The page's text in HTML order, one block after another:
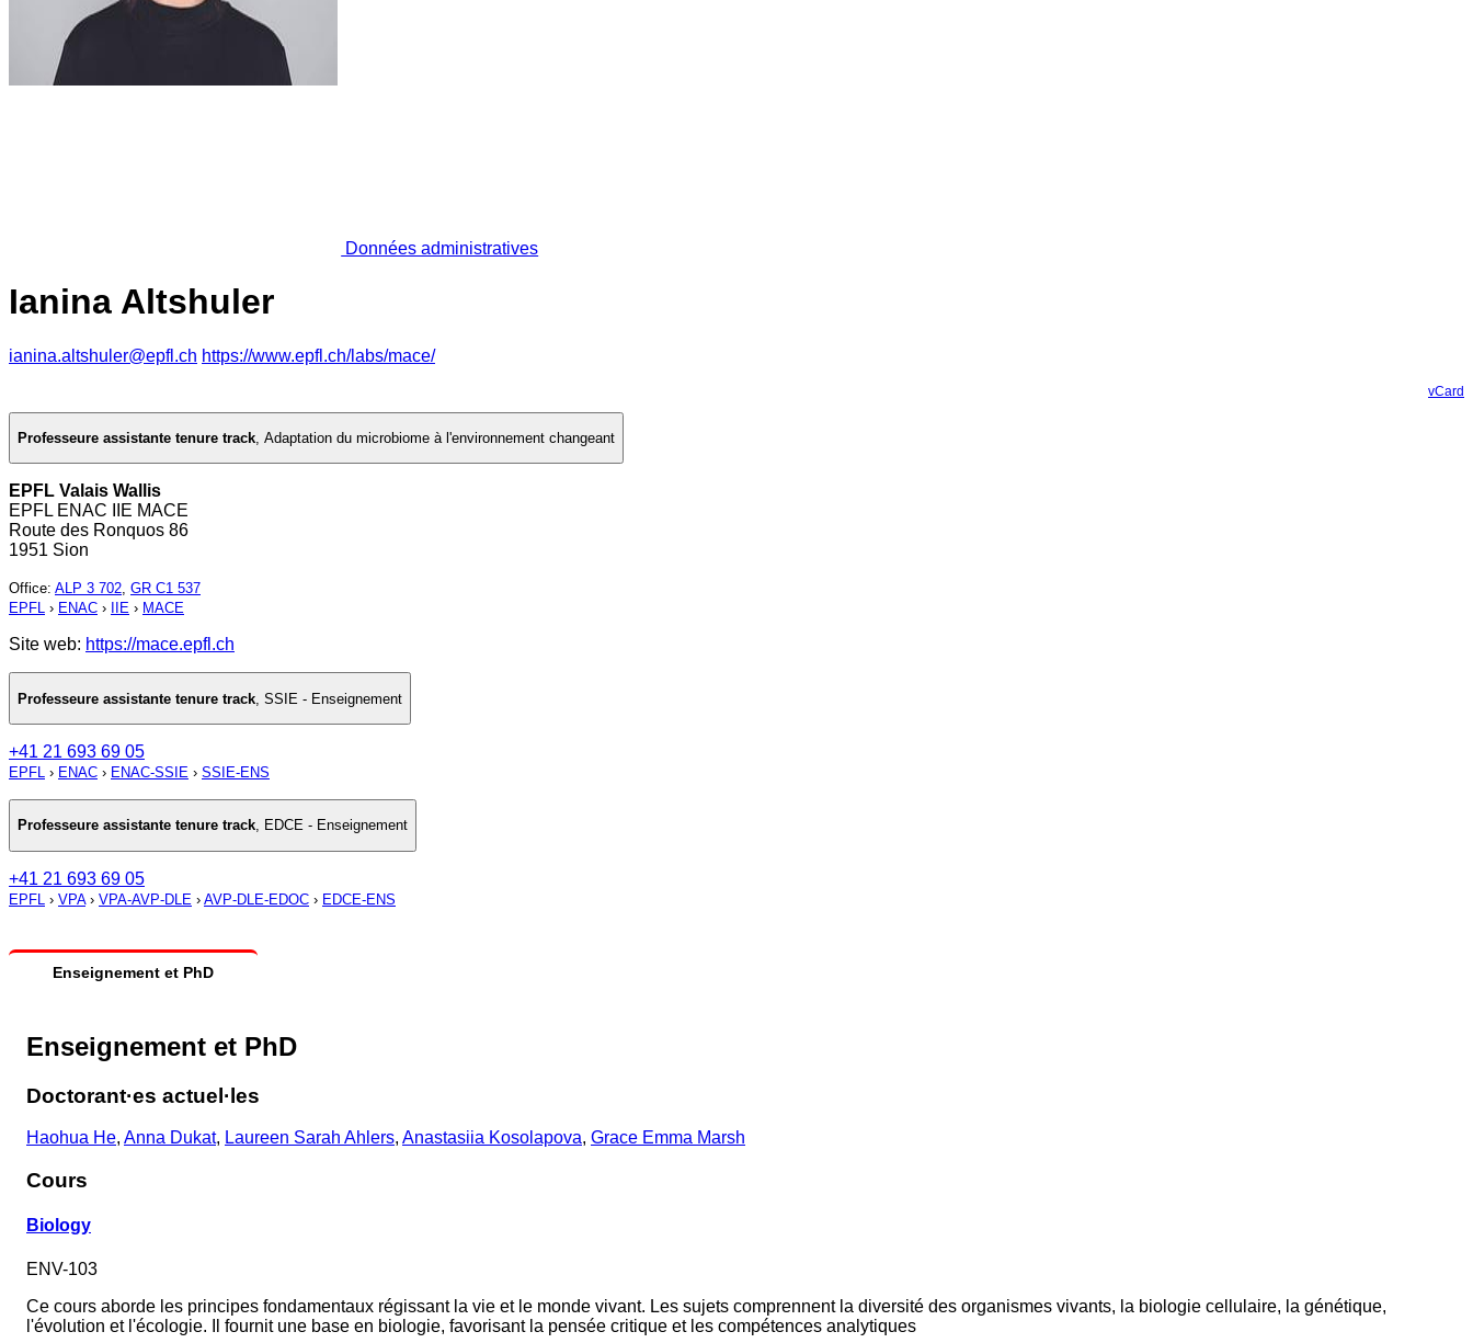
Données administratives
Ianina Altshuler
ianina.altshuler@epfl.ch https://www.epfl.ch/labs/mace/
vCard
Professeure assistante tenure track, Adaptation du microbiome à l'environnement changeant
EPFL Valais Wallis
EPFL ENAC IIE MACE
Route des Ronquos 86
1951 Sion
Office: ALP 3 702, GR C1 537
EPFL › ENAC › IIE › MACE
Site web: https://mace.epfl.ch
Professeure assistante tenure track SSIE - Enseignement
+41 21 693 69 05
EPFL › ENAC › ENAC-SSIE › SSIE-ENS
Professeure assistante tenure track, EDCE - Enseignement
+41 21 693 69 05
EPFL › VPA› VPA-AVP-DLE › AVP-DLE-EDOC › EDCE-ENS
Enseignement et PhD
Enseignement et PhD
Doctorant·es actuel·les
Haohua He, Anna Dukat, Laureen Sarah Ahlers, Anastasiia Kosolapova, Grace Emma Marsh
Cours
Biology
ENV-103
Ce cours aborde les principes fondamentaux régissant la vie et le monde vivant. Les sujets comprennent la diversité des organismes vivants, la biologie cellulaire, la génétique,
l'évolution et l'écologie. Il fournit une base en biologie, favorisant la pensée critique et les compétences analytiques